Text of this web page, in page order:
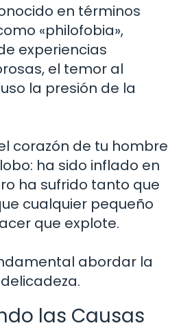
en términos
«philofobia»,
experiencias
el temor al
la presión de la
corazón de tu hombre
ha sido inflado en
ha sufrido tanto que
cualquier pequeño
que explote.
abordar la
las Causas